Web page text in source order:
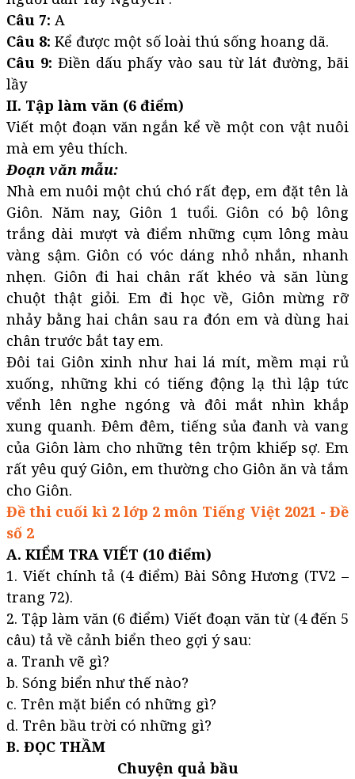
Câu 7: A
Câu 8: Kể được một số loài thú sống hoang dã.
Câu 9: Điền dấu phấy vào sau từ lát đường, bãi
lầy
II. Tập làm văn (6 điểm)
Viết một đoạn văn ngắn kể về một con vật nuôi
mà em yêu thích.
Đoạn văn mẫu:
Nhà em nuôi một chú chó rất đẹp, em đặt tên là
Giôn. Năm nay, Giôn 1 tuổi. Giôn có bộ lông
trắng dài mượt và điểm những cụm lông màu
vàng sậm. Giôn có vóc dáng nhỏ nhắn, nhanh
nhẹn. Giôn đi hai chân rất khéo và săn lùng
chuột thật giỏi. Em đi học về, Giôn mừng rỡ
nhảy bằng hai chân sau ra đón em và dùng hai
chân trước bắt tay em.
Đôi tai Giôn xinh như hai lá mít, mềm mại rủ
xuống, những khi có tiếng động lạ thì lập tức
vểnh lên nghe ngóng và đôi mắt nhìn khắp
xung quanh. Đêm đêm, tiếng sủa đanh và vang
của Giôn làm cho những tên trộm khiếp sợ. Em
rất yêu quý Giôn, em thường cho Giôn ăn và tắm
cho Giôn.
Đề thi cuối kì 2 lớp 2 môn Tiếng Việt 2021 - Đề
số 2
A. KIỂM TRA VIẾT (10 điểm)
1. Viết chính tả (4 điểm) Bài Sông Hương (TV2 –
trang 72).
2. Tập làm văn (6 điểm) Viết đoạn văn từ (4 đến 5
câu) tả về cảnh biển theo gợi ý sau:
a. Tranh vẽ gì?
b. Sóng biển như thế nào?
c. Trên mặt biển có những gì?
d. Trên bầu trời có những gì?
B. ĐỌC THẦM
Chuyện quả bầu